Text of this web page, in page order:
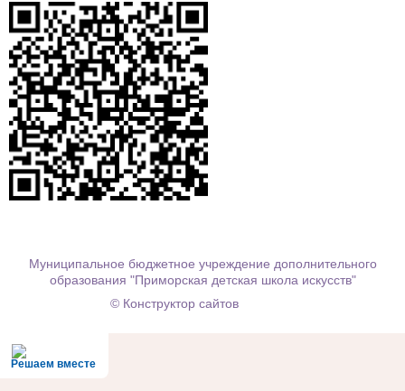
Муниципальное бюджетное учреждение дополнительного
образования "Приморская детская школа искусств"
© Конструктор сайтов
Решаем вместе